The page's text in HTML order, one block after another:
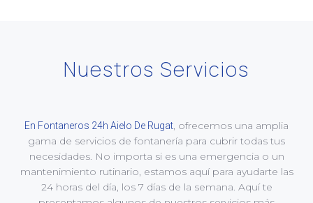
Nuestros Servicios
En Fontaneros 24h Aielo De Rugat, ofrecemos una amplia
gama de servicios de fontanería para cubrir todas tus
necesidades. No importa si es una emergencia o un
mantenimiento rutinario, estamos aquí para ayudarte las
24 horas del día, los 7 días de la semana. Aquí te